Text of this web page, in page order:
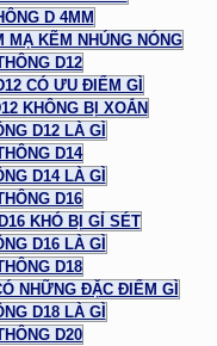
D 4MM
MẠ KẼM NHÚNG NÓNG
D12
CÓ ƯU ĐIỂM GÌ
KHÔNG BỊ XOẮN
D12 LÀ GÌ
D14
D14 LÀ GÌ
D16
KHÓ BỊ GỈ SÉT
D16 LÀ GÌ
D18
NHỮNG ĐẶC ĐIỂM GÌ
D18 LÀ GÌ
D20